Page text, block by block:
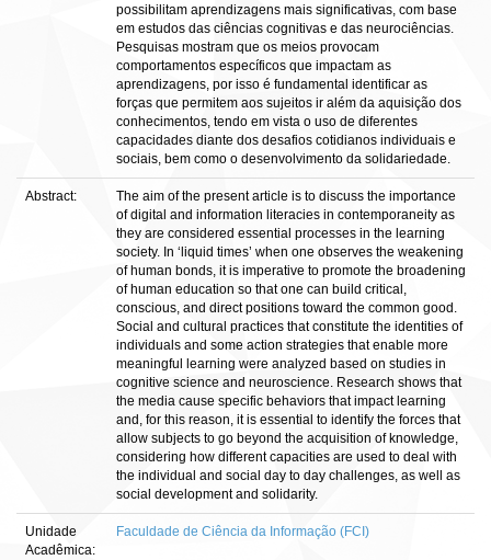
possibilitam aprendizagens mais significativas, com base
em estudos das ciências cognitivas e das neurociências.
Pesquisas mostram que os meios provocam
comportamentos específicos que impactam as
aprendizagens, por isso é fundamental identificar as
forças que permitem aos sujeitos ir além da aquisição dos
conhecimentos, tendo em vista o uso de diferentes
capacidades diante dos desafios cotidianos individuais e
sociais, bem como o desenvolvimento da solidariedade.
Abstract:
The aim of the present article is to discuss the importance
of digital and information literacies in contemporaneity as
they are considered essential processes in the learning
society. In ‘liquid times’ when one observes the weakening
of human bonds, it is imperative to promote the broadening
of human education so that one can build critical,
conscious, and direct positions toward the common good.
Social and cultural practices that constitute the identities of
individuals and some action strategies that enable more
meaningful learning were analyzed based on studies in
cognitive science and neuroscience. Research shows that
the media cause specific behaviors that impact learning
and, for this reason, it is essential to identify the forces that
allow subjects to go beyond the acquisition of knowledge,
considering how different capacities are used to deal with
the individual and social day to day challenges, as well as
social development and solidarity.
Unidade
Acadêmica:
Faculdade de Ciência da Informação (FCI)